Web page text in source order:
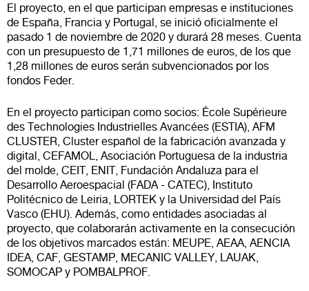
El proyecto, en el que participan empresas e instituciones
de España, Francia y Portugal, se inició oficialmente el
pasado 1 de noviembre de 2020 y durará 28 meses. Cuenta
con un presupuesto de 1,71 millones de euros, de los que
1,28 millones de euros serán subvencionados por los
fondos Feder.
En el proyecto participan como socios: École Supérieure
des Technologies Industrielles Avancées (ESTIA), AFM
CLUSTER, Cluster español de la fabricación avanzada y
digital, CEFAMOL, Asociación Portuguesa de la industria
del molde, CEIT, ENIT, Fundación Andaluza para el
Desarrollo Aeroespacial (FADA - CATEC), Instituto
Politécnico de Leiria, LORTEK y la Universidad del País
Vasco (EHU). Además, como entidades asociadas al
proyecto, que colaborarán activamente en la consecución
de los objetivos marcados están: MEUPE, AEAA, AENCIA
IDEA, CAF, GESTAMP, MECANIC VALLEY, LAUAK,
SOMOCAP y POMBALPROF.